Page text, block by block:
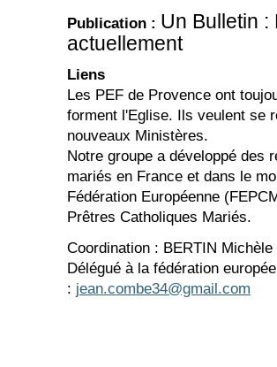
Publication : Un Bulletin :
actuellement
Liens
Les PEF de Provence ont
forment l'Eglise. Ils veulent se
nouveaux Ministères.
Notre groupe a développé des
mariés en France et dans le
Fédération Européenne
Prêtres Catholiques Mariés.
Coordination : BERTIN
Délégué à la fédération
: jean.combe34@gmail.com